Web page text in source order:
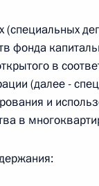
г. № 266-ФЗ
№ 247-ФЗ
фонда
в
(далее -
и
в